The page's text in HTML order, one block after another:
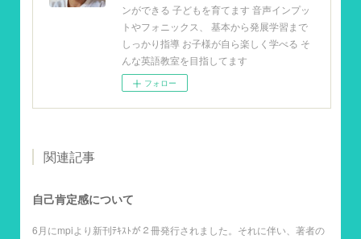
ンができる 子どもを育てます 音声インプッ
トやフォニックス、 基本から発展学習まで
しっかり指導 お子様が自ら楽しく学べる そ
んな英語教室を目指してます
フォロー
関連記事
自己肯定感について
6月にmpiより新刊ﾃｷｽﾄが２冊発行されました。それに伴い、著者の